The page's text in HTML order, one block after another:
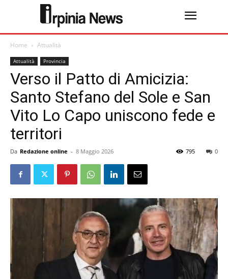
Home Attualità
Attualità Provincia
Verso il Patto di Amicizia:
Santo Stefano del Sole e San
Vito Lo Capo uniscono fede e
territori
Da Redazione online - 8 Maggio 2026 0
795